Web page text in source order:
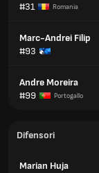
#31
Romania
Marc-Andrei Filip
#93
Andre Moreira
#99
Portogallo
Difensori
Marian Huja